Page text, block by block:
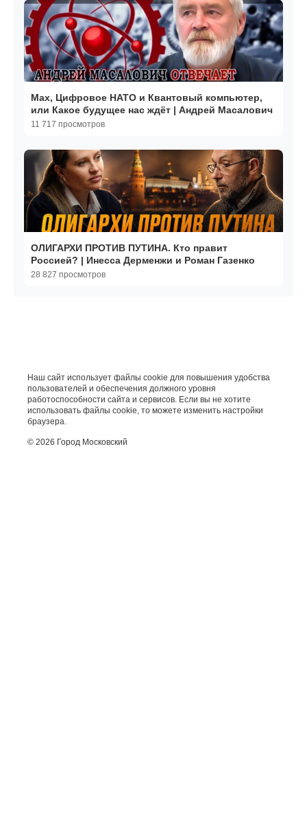
Max, Цифровое НАТО и Квантовый компьютер,
или Какое будущее нас ждёт | Андрей Масалович
11 717 просмотров
ОЛИГАРХИ ПРОТИВ ПУТИНА. Кто правит
Россией? | Инесса Дерменжи и Роман Газенко
28 827 просмотров
Наш сайт использует файлы cookie для повышения удобства
пользователей и обеспечения должного уровня
работоспособности сайта и сервисов. Если вы не хотите
использовать файлы cookie, то можете изменить настройки
браузера.
© 2026 Город Московский